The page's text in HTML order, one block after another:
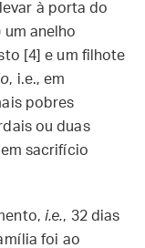
à porta do
um anelho
[4] e um filhote
, i.e., em
pobres
ou duas
sacrifício
i.e., 32 dias
foi ao